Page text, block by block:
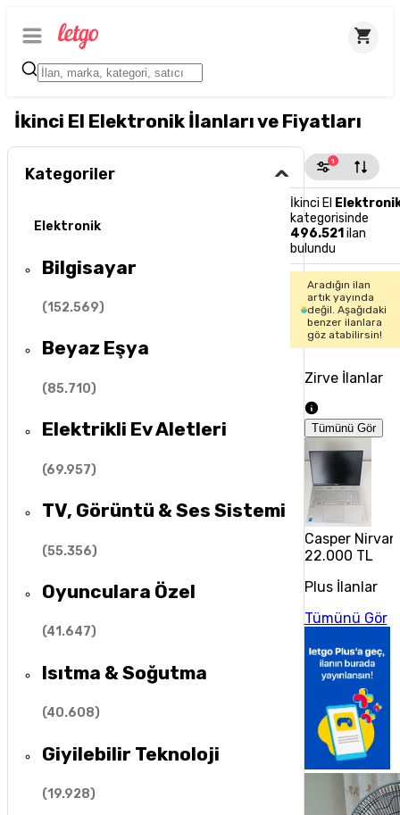
İkinci El Elektronik İlanları ve Fiyatları
Kategoriler
Elektronik
Bilgisayar
(152.569)
Beyaz Eşya
(85.710)
Elektrikli Ev Aletleri
(69.957)
TV, Görüntü & Ses Sistemi
(55.356)
Oyunculara Özel
(41.647)
Isıtma & Soğutma
(40.608)
Giyilebilir Teknoloji
(19.928)
1
İkinci El
kategorisinde
496.521 ilan
bulundu
Aradığın ilan
artık yayında
değil. Aşağıdaki
benzer ilanlara
göz atabilirsin!
Zirve İlanlar
Tümünü Gör
Casper
22.000 TL
Plus İlanlar
Tümünü Gör